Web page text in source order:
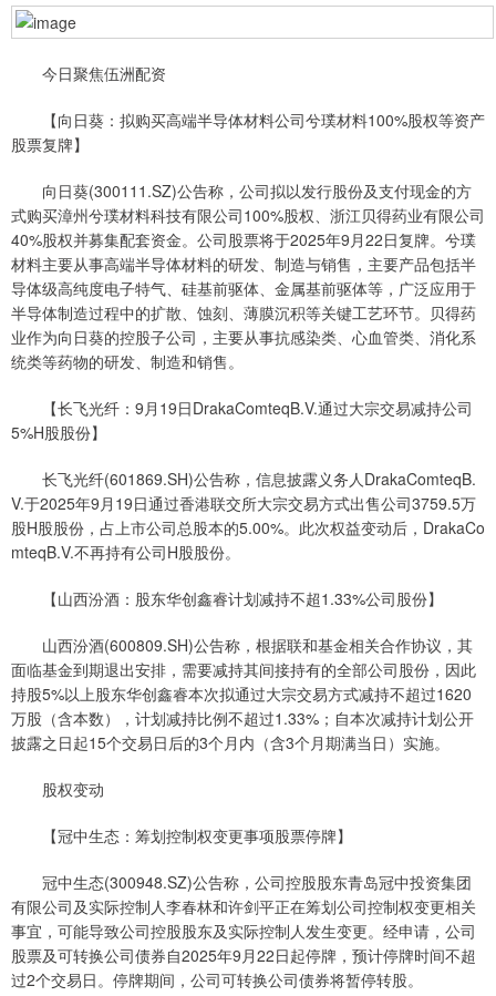
今日聚焦伍洲配资
【向日葵：拟购买高端半导体材料公司兮璞材料100%股权等资产
股票复牌】
向日葵(300111.SZ)公告称，公司拟以发行股份及支付现金的方
式购买漳州兮璞材料科技有限公司100%股权、浙江贝得药业有限公司
40%股权并募集配套资金。公司股票将于2025年9月22日复牌。兮璞
材料主要从事高端半导体材料的研发、制造与销售，主要产品包括半
导体级高纯度电子特气、硅基前驱体、金属基前驱体等，广泛应用于
半导体制造过程中的扩散、蚀刻、薄膜沉积等关键工艺环节。贝得药
业作为向日葵的控股子公司，主要从事抗感染类、心血管类、消化系
统类等药物的研发、制造和销售。
【长飞光纤：9月19日DrakaComteqB.V.通过大宗交易减持公司
5%H股股份】
长飞光纤(601869.SH)公告称，信息披露义务人DrakaComteqB.
V.于2025年9月19日通过香港联交所大宗交易方式出售公司3759.5万
股H股股份，占上市公司总股本的5.00%。此次权益变动后，DrakaCo
mteqB.V.不再持有公司H股股份。
【山西汾酒：股东华创鑫睿计划减持不超1.33%公司股份】
山西汾酒(600809.SH)公告称，根据联和基金相关合作协议，其
面临基金到期退出安排，需要减持其间接持有的全部公司股份，因此
持股5%以上股东华创鑫睿本次拟通过大宗交易方式减持不超过1620
万股（含本数），计划减持比例不超过1.33%；自本次减持计划公开
披露之日起15个交易日后的3个月内（含3个月期满当日）实施。
股权变动
【冠中生态：筹划控制权变更事项股票停牌】
冠中生态(300948.SZ)公告称，公司控股股东青岛冠中投资集团
有限公司及实际控制人李春林和许剑平正在筹划公司控制权变更相关
事宜，可能导致公司控股股东及实际控制人发生变更。经申请，公司
股票及可转换公司债券自2025年9月22日起停牌，预计停牌时间不超
过2个交易日。停牌期间，公司可转换公司债券将暂停转股。